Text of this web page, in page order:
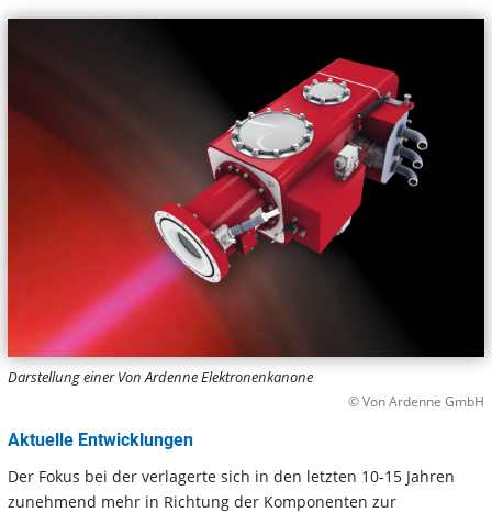
Darstellung einer Von Ardenne Elektronenkanone
© Von Ardenne GmbH
Aktuelle Entwicklungen
Der Fokus bei der verlagerte sich in den letzten 10-15 Jahren
zunehmend mehr in Richtung der Komponenten zur